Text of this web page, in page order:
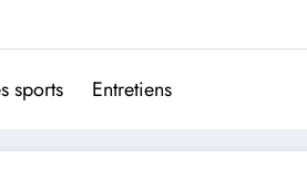
sports Entretiens